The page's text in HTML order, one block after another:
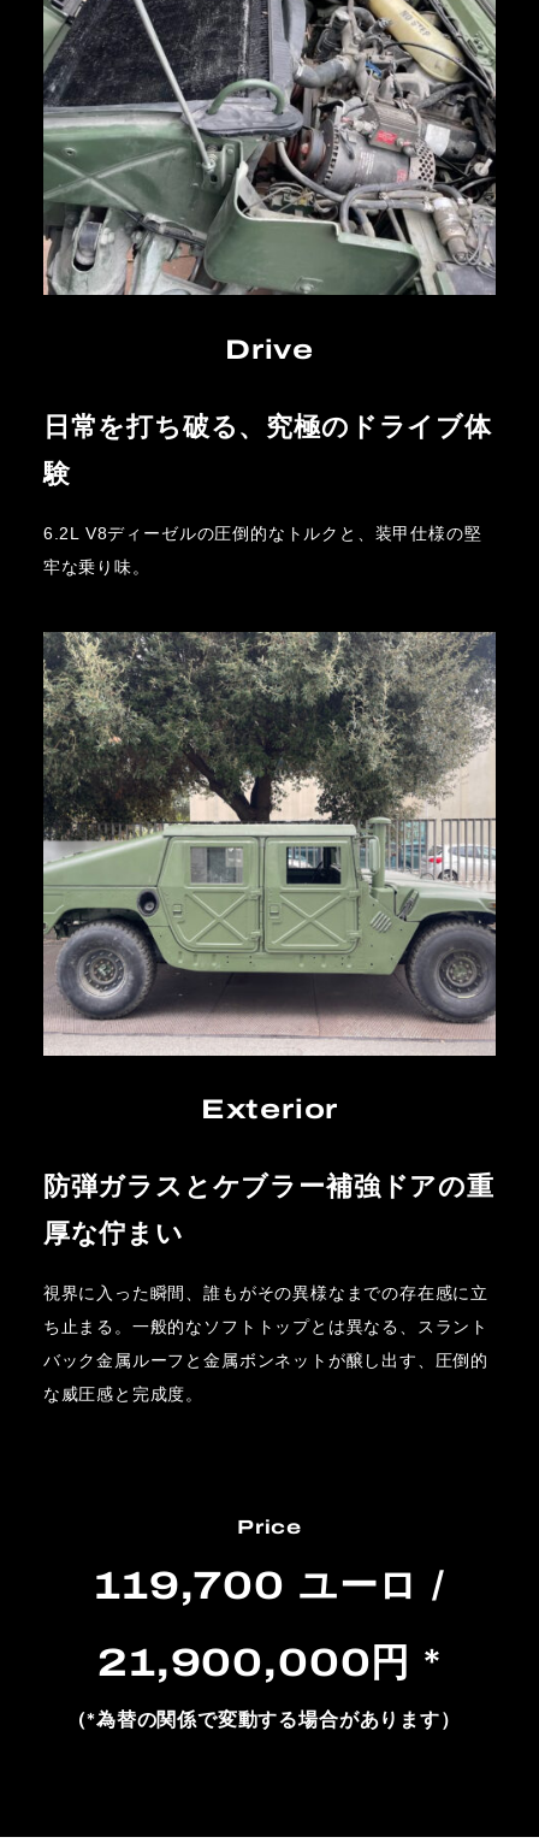
Drive
日常を打ち破る、究極のドライブ体
験
6.2L V8ディーゼルの圧倒的なトルクと、装甲仕様の堅
牢な乗り味。
Exterior
防弾ガラスとケブラー補強ドアの重
厚な佇まい
視界に入った瞬間、誰もがその異様なまでの存在感に立
ち止まる。一般的なソフトトップとは異なる、スラント
バック金属ルーフと金属ボンネットが醸し出す、圧倒的
な威圧感と完成度。
Price
119,700 ユーロ /
21,900,000円 *
(*為替の関係で変動する場合があります）